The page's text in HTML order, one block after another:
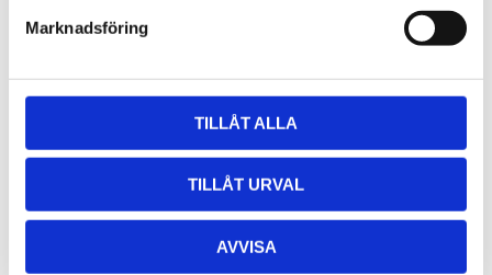
Marknadsföring
TILLÅT ALLA
TILLÅT URVAL
AVVISA
Ihopfällbar cigarrkniv